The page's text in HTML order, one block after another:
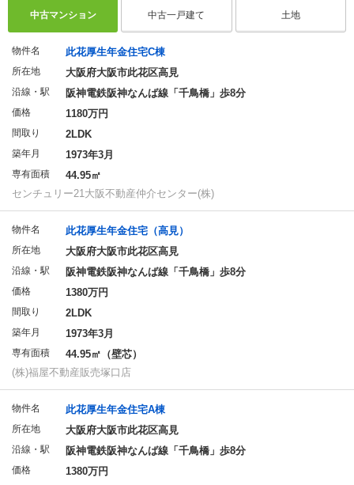
中古マンション 中古一戸建て 土地
物件名 此花厚生年金住宅C棟
所在地 大阪府大阪市此花区高見
沿線・駅 阪神電鉄阪神なんば線「千鳥橋」歩8分
価格 1180万円
間取り 2LDK
築年月 1973年3月
専有面積
44.95㎡
センチュリー21大阪不動産仲介センター(株)
物件名 此花厚生年金住宅（高見）
所在地 大阪府大阪市此花区高見
沿線・駅 阪神電鉄阪神なんば線「千鳥橋」歩8分
価格 1380万円
間取り 2LDK
築年月 1973年3月
専有面積
44.95㎡（壁芯）
(株)福屋不動産販売塚口店
物件名 此花厚生年金住宅A棟
所在地 大阪府大阪市此花区高見
沿線・駅 阪神電鉄阪神なんば線「千鳥橋」歩8分
価格 1380万円